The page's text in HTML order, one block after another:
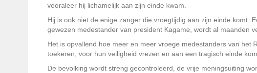
vooraleer hij lichamelijk aan zijn einde kwam.
Hij is ook niet de enige zanger die vroegtijdig aan zijn einde komt.
gewezen medestander van president Kagame, wordt al maanden
Het is opvallend hoe meer en meer vroege medestanders van het
toekeren, voor hun veiligheid vrezen en aan een tragisch einde
De bevolking wordt streng gecontroleerd, de vrije meningsuiting